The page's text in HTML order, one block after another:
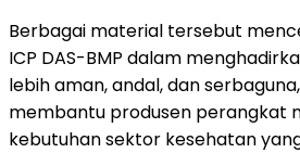
Berbagai material tersebut
ICP DAS-BMP dalam
lebih aman, andal, dan
membantu produsen perangkat
kebutuhan sektor kesehatan